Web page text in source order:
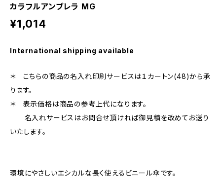
カラフルアンブレラ MG
¥1,014
International shipping available
＊ こちらの商品の名入れ印刷サービスは１カートン(48)から承
ります。
＊ 表示価格は商品の参考上代になります。
名入れサービスはお問合せ頂ければ御見積を改めてお送り
いたします。
環境にやさしいエシカルな長く使えるビニール傘です。